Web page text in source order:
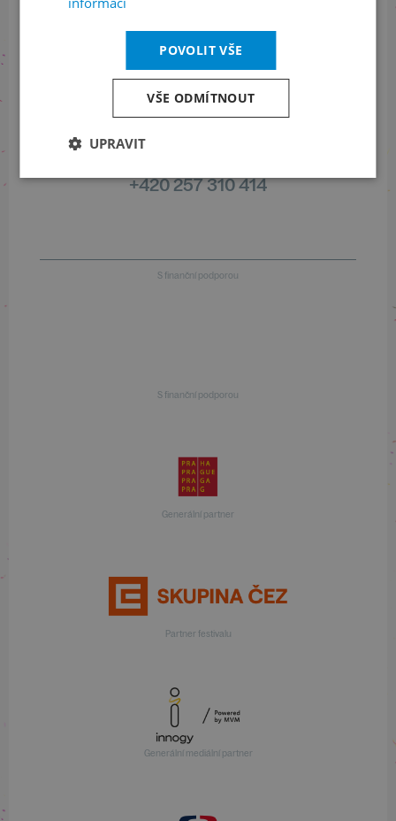
Informace o stavu objednávek
+420 461 049 232
Informace o programu
+420 257 310 414
S finanční podporou
S finanční podporou
Generální partner
Partner festivalu
Generální mediální partner
POVOLIT VŠE
VŠE ODMÍTNOUT
UPRAVIT